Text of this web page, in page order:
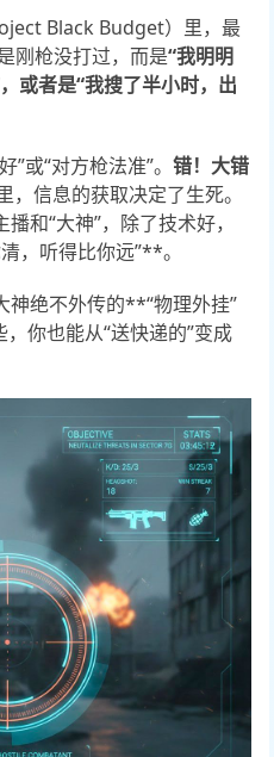
Black Budget）里，最
刚枪没打过，而是“我明明
或者是“我搜了半小时，出
”或“对方枪法准”。错！大错
，信息的获取决定了生死。
和“大神”，除了技术好，
，听得比你远”**。
神绝不外传的**“物理外挂”
你也能从“送快递的”变成